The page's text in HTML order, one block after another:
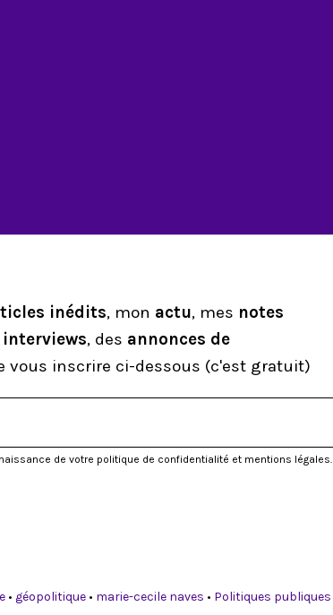
inédits, mon actu, mes notes
interviews, des annonces de
vous inscrire ci-dessous (c'est gratuit)
de votre politique de confidentialité et mentions légales.
• géopolitique • marie-cecile naves • Politiques publiques